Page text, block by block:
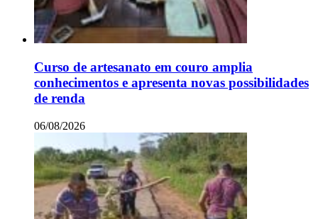
Curso de artesanato em couro amplia
conhecimentos e apresenta novas possibilidades
de renda
06/08/2026